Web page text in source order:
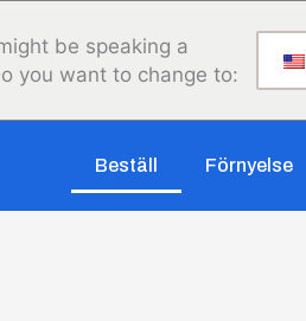
be speaking a
you want to change to:
Beställ Förnyelse